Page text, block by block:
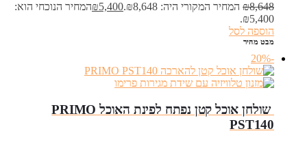
₪8,648 המחיר המקורי היה: ₪8,648. ₪5,400
המחיר הנוכחי הוא:
₪5,400.
הוספה לסל
מבט מהיר
-20%
‏ שולחן אוכל קטן נפתח לפינת האוכל PRIMO
PST140